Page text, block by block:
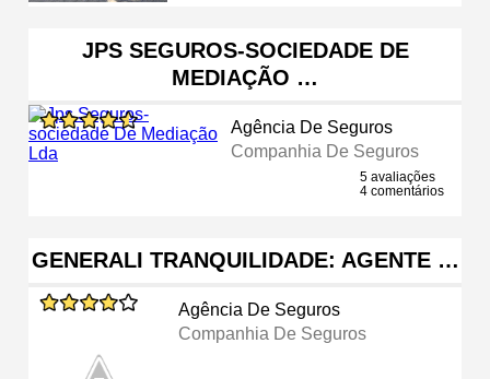
JPS SEGUROS-SOCIEDADE DE
MEDIAÇÃO …
Agência De Seguros
Companhia De Seguros
5 avaliações
4 comentários
GENERALI TRANQUILIDADE: AGENTE …
Agência De Seguros
Companhia De Seguros